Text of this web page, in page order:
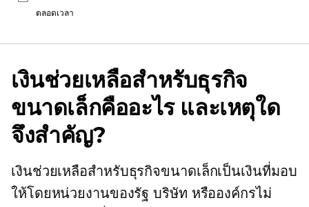
ตลอดเวลา
เงินช่วยเหลือสำหรับธุรกิจ
ขนาดเล็กคืออะไร และเหตุใด
จึงสำคัญ?
เงินช่วยเหลือสำหรับธุรกิจขนาดเล็กเป็นเงินที่มอบ
ให้โดยหน่วยงานของรัฐ บริษัท หรือองค์กรไม่